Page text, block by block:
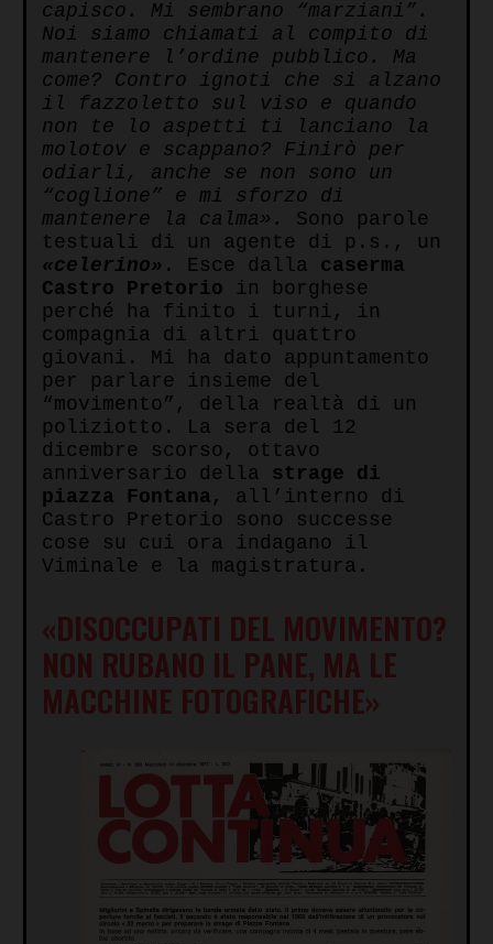
capisco. Mi sembrano “marziani”.
Noi siamo chiamati al compito di
mantenere l’ordine pubblico. Ma
come? Contro ignoti che si alzano
il fazzoletto sul viso e quando
non te lo aspetti ti lanciano la
molotov e scappano? Finirò per
odiarli, anche se non sono un
“coglione” e mi sforzo di
mantenere la calma».
Sono parole
testuali di un agente di p.s., un
«celerino» . Esce dalla caserma
Castro Pretorio in borghese
perché ha finito i turni, in
compagnia di altri quattro
giovani. Mi ha dato appuntamento
per parlare insieme del
“movimento”, della realtà di un
poliziotto. La sera del 12
dicembre scorso, ottavo
anniversario della strage di
piazza Fontana , all’interno di
Castro Pretorio sono successe
cose su cui ora indagano il
Viminale e la magistratura.
«DISOCCUPATI DEL MOVIMENTO?
NON RUBANO IL PANE, MA LE
MACCHINE FOTOGRAFICHE»